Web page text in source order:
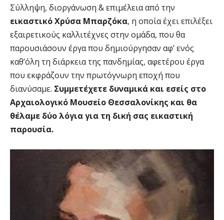
Σύλληψη, διοργάνωση & επιμέλεια από την
εικαστικό Χρύσα Μπαρζόκα, η οποία έχει επιλέξει
εξαιρετικούς καλλιτέχνες στην ομάδα, που θα
παρουσιάσουν έργα που δημιούργησαν αφ’ ενός
καθ’όλη τη διάρκεια της πανδημίας, αφετέρου έργα
που εκφράζουν την πρωτόγνωρη εποχή που
διανύσαμε. Συμμετέχετε δυναμικά και εσείς στο
Αρχαιολογικό Μουσείο Θεσσαλονίκης και θα
θέλαμε δύο λόγια για τη δική σας εικαστική
παρουσία.